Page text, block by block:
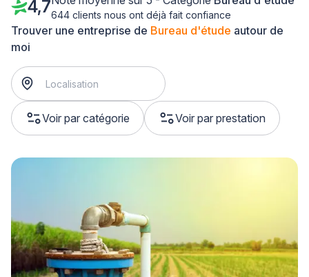
Trouver une entreprise de Bureau d'étude autour de
moi
Voir par catégorie Voir par prestation
4,7644 clients nous ont déjà fait confiance